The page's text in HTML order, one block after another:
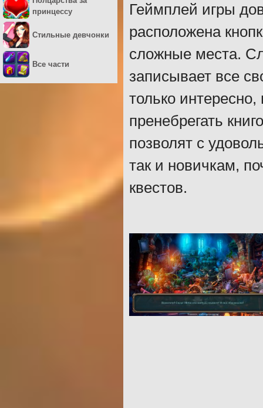
Геймплей игры
расположена
сложные места.
записывает все
только
пренебрегать
позволят с
так и новичкам,
квестов.
принцессу
Стильные девчонки
Все части